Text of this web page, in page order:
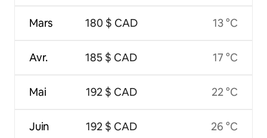
Mars
Avr.
Mai
Juin
180 $ CAD
185 $ CAD
192 $ CAD
192 $ CAD
13 °C
17 °C
22 °C
26 °C